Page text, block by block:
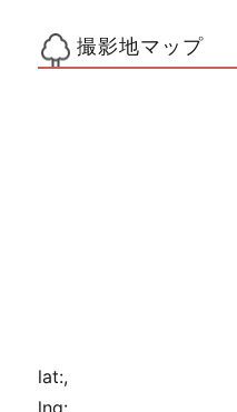
撮影地マップ
lat:,
lng: